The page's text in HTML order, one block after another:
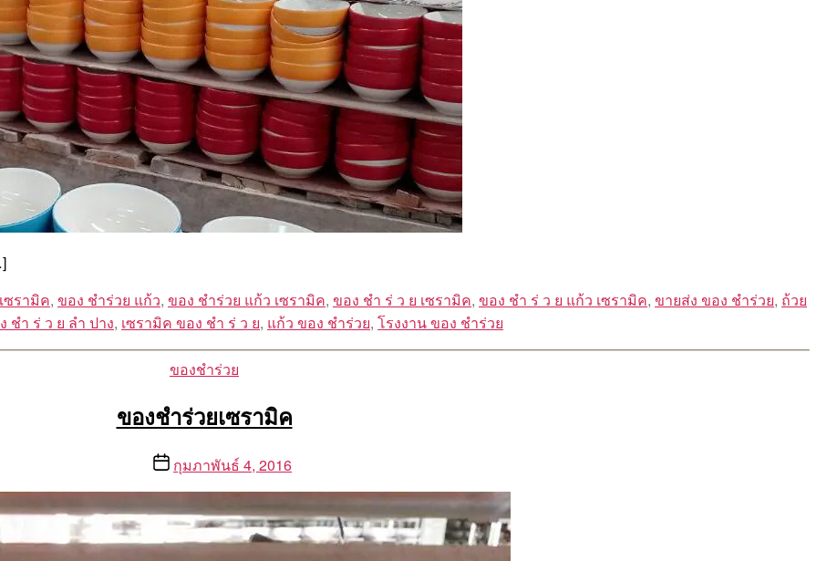
ซรามิค, ของ ชำร่วย แก้ว, ของ ชำร่วย แก้ว เซรามิค, ของ ชํา ร่ ว ย เซรามิค, ของ ชํา ร่ ว ย แก้ว เซรามิค, ขายส่ง ของ ชำร่วย, ถ้วย
ชํา ร่ ว ย ลํา ปาง, เซรามิค ของ ชํา ร่ ว ย, แก้ว ของ ชำร่วย, โรงงาน ของ ชำร่วย
Categories
ของชำร่วย
ของชำร่วยเซรามิค
Postกุมภาพันธ์ 4, 2016